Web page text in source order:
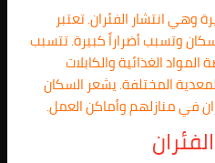
انتشار الفئران. تعتبر
وتسبب أضراراً كبيرة. تتسبب
الغذائية والكابلات
المختلفة. يشعر السكان
في منازلهم وأماكن العمل.